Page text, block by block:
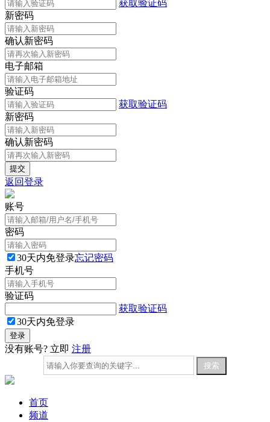
获取验证码
新密码
确认新密码
电子邮箱
验证码
获取验证码
新密码
确认新密码
返回登录
账号
密码
30天内免登录忘记密码
手机号
验证码
获取验证码
30天内免登录
没有账号? 立即 注册
首页
频道